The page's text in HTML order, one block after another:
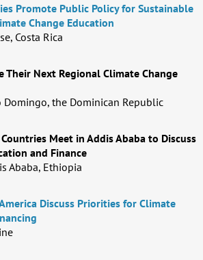
Promote Public Policy for Sustainable
Change Education
Costa Rica
Their Next Regional Climate Change
the Dominican Republic
Meet in Addis Ababa to Discuss
and Finance
Ababa, Ethiopia
Discuss Priorities for Climate